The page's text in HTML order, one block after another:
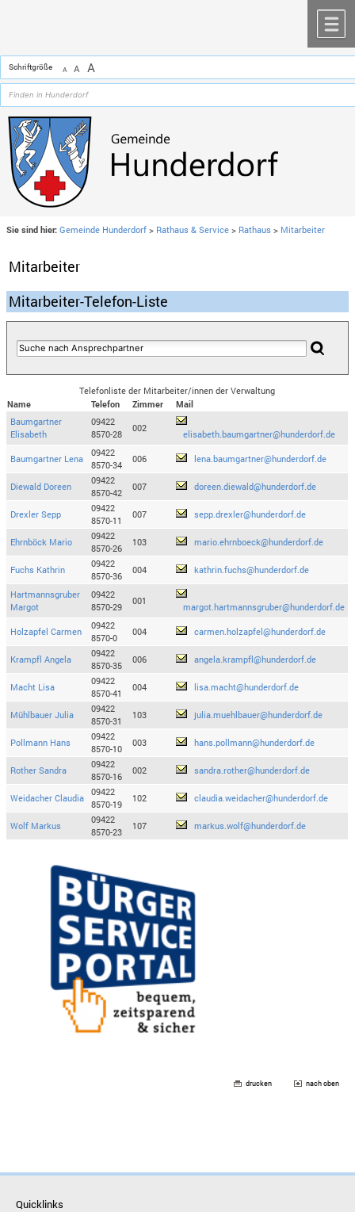
Schriftgröße A A A
Sie sind hier: Gemeinde Hunderdorf > Rathaus & Service > Rathaus > Mitarbeiter
Mitarbeiter
Mitarbeiter-Telefon-Liste
Telefonliste der Mitarbeiter/innen der Verwaltung
Name
Telefon Zimmer
Mail
Baumgartner
Elisabeth
09422
8570-28
002
elisabeth.baumgartner@hunderdorf.de
Baumgartner Lena
09422
8570-34
006 lena.baumgartner@hunderdorf.de
Diewald Doreen
09422
8570-42
007 doreen.diewald@hunderdorf.de
Drexler Sepp
09422
8570-11
007 sepp.drexler@hunderdorf.de
Ehrnböck Mario
09422
8570-26
103 mario.ehrnboeck@hunderdorf.de
Fuchs Kathrin
09422
8570-36
004 kathrin.fuchs@hunderdorf.de
Hartmannsgruber
Margot
09422
8570-29
001
margot.hartmannsgruber@hunderdorf.de
Holzapfel Carmen
09422
8570-0
004 carmen.holzapfel@hunderdorf.de
Krampfl Angela
09422
8570-35
006 angela.krampfl@hunderdorf.de
Macht Lisa
09422
8570-41
004 lisa.macht@hunderdorf.de
Mühlbauer Julia
09422
8570-31
103 julia.muehlbauer@hunderdorf.de
Pollmann Hans
09422
8570-10
003 hans.pollmann@hunderdorf.de
Rother Sandra
09422
8570-16
002 sandra.rother@hunderdorf.de
Weidacher Claudia
09422
8570-19
102 claudia.weidacher@hunderdorf.de
Wolf Markus
09422
8570-23
107 markus.wolf@hunderdorf.de
drucken nach oben
Quicklinks